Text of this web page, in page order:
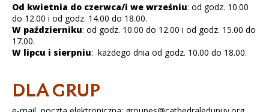
Od kwietnia do czerwca/i we wrześniu: od godz. 10.00
do 12.00 i od godz. 14.00 do 18.00.
W październiku: od godz. 10.00 do 12.00 i od godz. 15.00 do
17.00.
W lipcu i sierpniu: każdego dnia od godz. 10.00 do 18.00.
DLA GRUP